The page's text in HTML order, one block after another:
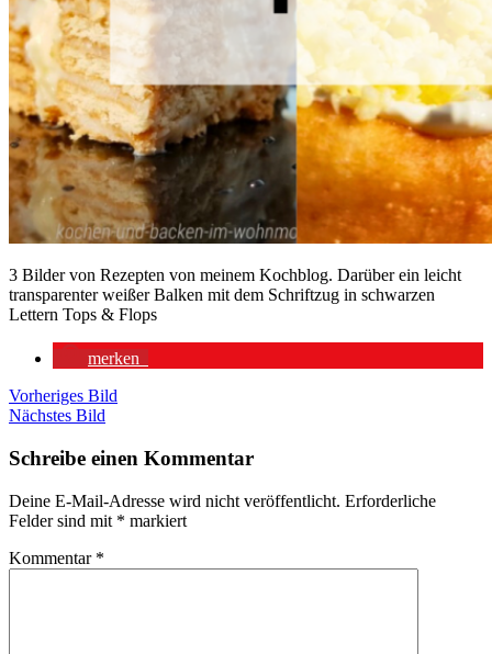
3 Bilder von Rezepten von meinem Kochblog. Darüber ein leicht
transparenter weißer Balken mit dem Schriftzug in schwarzen
Lettern Tops & Flops
merken
Vorheriges Bild
Nächstes Bild
Schreibe einen Kommentar
Deine E-Mail-Adresse wird nicht veröffentlicht. Erforderliche
Felder sind mit * markiert
Kommentar *